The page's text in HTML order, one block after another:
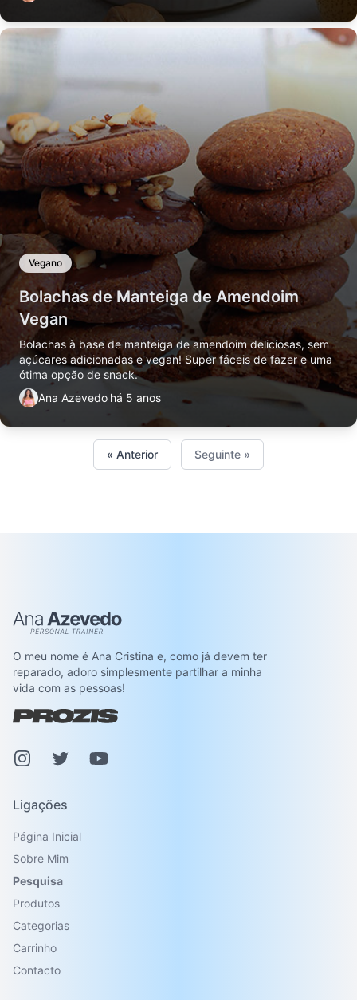
Vegano
Bolachas de Manteiga de Amendoim
Vegan
Bolachas à base de manteiga de amendoim deliciosas, sem
açúcares adicionadas e vegan! Super fáceis de fazer e uma
ótima opção de snack.
Ana Azevedo há 5 anos
« Anterior Seguinte »
Ana Azevedo
O meu nome é Ana Cristina e, como já devem ter
reparado, adoro simplesmente partilhar a minha
vida com as pessoas!
InstagramPinterestYoutube
Ligações
Página Inicial
Sobre Mim
Pesquisa
Produtos
Categorias
Carrinho
Contacto